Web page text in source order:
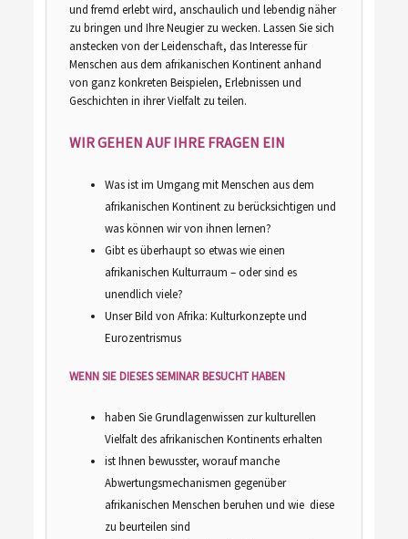
und fremd erlebt wird, anschaulich und lebendig näher
zu bringen und Ihre Neugier zu wecken. Lassen Sie sich
anstecken von der Leidenschaft, das Interesse für
Menschen aus dem afrikanischen Kontinent anhand
von ganz konkreten Beispielen, Erlebnissen und
Geschichten in ihrer Vielfalt zu teilen.
WIR GEHEN AUF IHRE FRAGEN EIN
Was ist im Umgang mit Menschen aus dem
afrikanischen Kontinent zu berücksichtigen und
was können wir von ihnen lernen?
Gibt es überhaupt so etwas wie einen
afrikanischen Kulturraum – oder sind es
unendlich viele?
Unser Bild von Afrika: Kulturkonzepte und
Eurozentrismus
WENN SIE DIESES SEMINAR BESUCHT HABEN
haben Sie Grundlagenwissen zur kulturellen
Vielfalt des afrikanischen Kontinents erhalten
ist Ihnen bewusster, worauf manche
Abwertungsmechanismen gegenüber
afrikanischen Menschen beruhen und wie diese
zu beurteilen sind